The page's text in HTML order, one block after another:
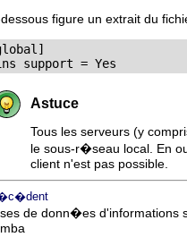
figure un extrait du
support = Yes
Astuce
Tous les serveurs (y
le sous-r�seau local. En
client n'est pas possible.
de donn�es d'informations